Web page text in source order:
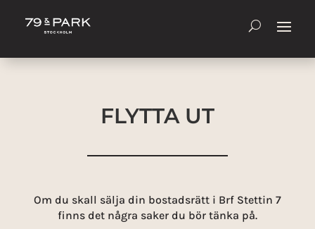
FLYTTA UT
Om du skall sälja din bostadsrätt i Brf Stettin 7
finns det några saker du bör tänka på.